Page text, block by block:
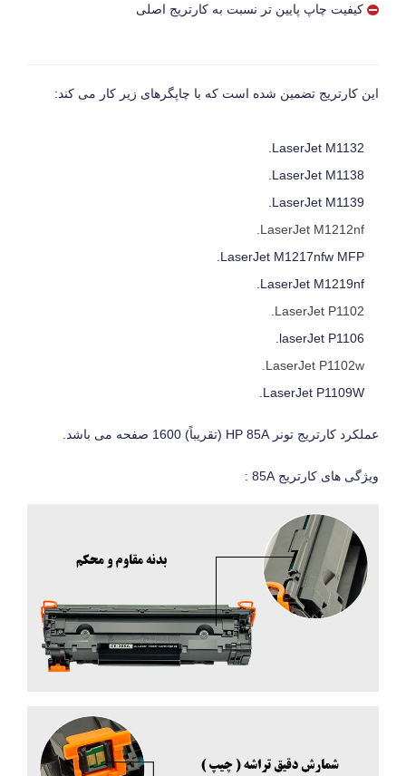
کیفیت چاپ پایین تر نسبت به کارتریج اصلی
این کارتریج تضمین شده است که با چاپگرهای زیر کار می کند:
LaserJet P1102.
LaserJet P1102w.
عملکرد کارتریج تونر HP 85A (تقریباً) 1600 صفحه می باشد.
ویژگی های کارتریج 85A :